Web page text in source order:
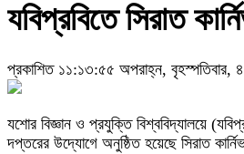
যবিপ্রবিতে সিরাত
প্রকাশিত ১১:১৩:৫৫ অপরাহ্ন, বৃহস্পতিবার,
যশোর বিজ্ঞান ও প্রযুক্তি বিশ্ববিদ্যালয়ে
দপ্তরের উদ্যোগে অনুষ্ঠিত হয়েছে সিরাত